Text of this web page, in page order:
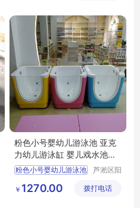
粉色小号婴幼儿游泳池 亚克
力幼儿游泳缸 婴儿戏水池商
用
粉色小号婴幼儿游泳池
婴儿戏水池商用
芦淞区阳
童游泳馆
￥ 1270.00 拨打电话